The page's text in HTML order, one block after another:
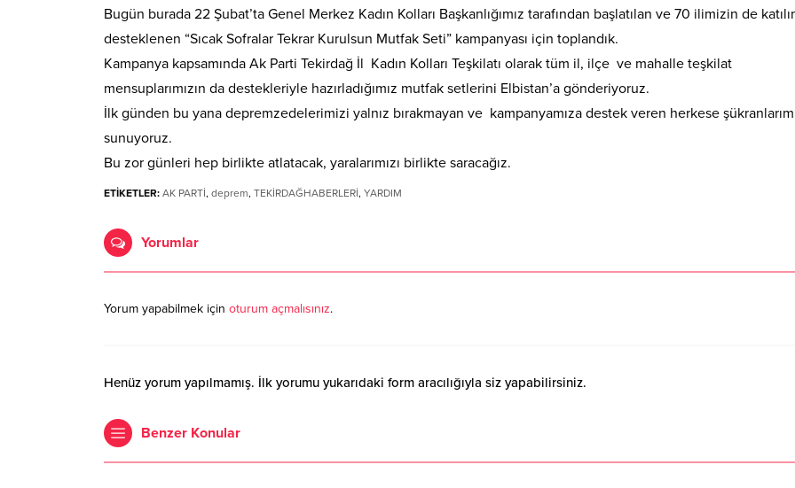
Bugün burada 22 Şubat’ta Genel Merkez Kadın Kolları Başkanlığımız tarafından başlatılan ve 70 ilimizin de
desteklenen “Sıcak Sofralar Tekrar Kurulsun Mutfak Seti” kampanyası için toplandık.
Kampanya kapsamında Ak Parti Tekirdağ İl Kadın Kolları Teşkilatı olarak tüm il, ilçe ve mahalle teşkilat
mensuplarımızın da destekleriyle hazırladığımız mutfak setlerini Elbistan’a gönderiyoruz.
İlk günden bu yana depremzedelerimizi yalnız bırakmayan ve kampanyamıza destek veren herkese
sunuyoruz.
Bu zor günleri hep birlikte atlatacak, yaralarımızı birlikte saracağız.
ETİKETLER: AK PARTİ, deprem, TEKİRDAĞHABERLERİ, YARDIM
Yorumlar
Yorum yapabilmek için oturum açmalısınız.
Henüz yorum yapılmamış. İlk yorumu yukarıdaki form aracılığıyla siz yapabilirsiniz.
Benzer Konular